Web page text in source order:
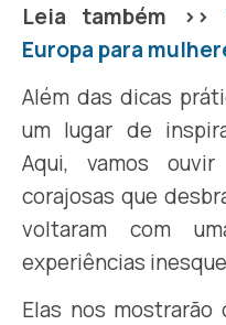
Leia também >>
Europa para
Além das dicas
um lugar de
Aqui, vamos
corajosas que
voltaram com
experiências
Elas nos mostrarão